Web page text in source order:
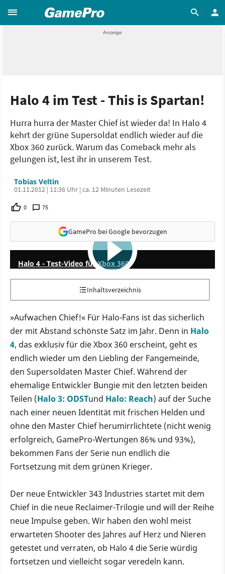
Halo 4 im Test - This is Spartan!
Hurra hurra der Master Chief ist wieder da! In Halo 4
kehrt der grüne Supersoldat endlich wieder auf die
Xbox 360 zurück. Warum das Comeback mehr als
gelungen ist, lest ihr in unserem Test.
Tobias Veltin
01.11.2012 | 11:36 Uhr | ca. 12 Minuten Lesezeit
0 75
GamePro bei Google bevorzugen
13:56
Halo 4 - Test-Video für Xbox 360
Inhaltsverzeichnis
»Aufwachen Chief!« Für Halo-Fans ist das sicherlich
der mit Abstand schönste Satz im Jahr. Denn in Halo
4, das exklusiv für die Xbox 360 erscheint, geht es
endlich wieder um den Liebling der Fangemeinde,
den Supersoldaten Master Chief. Während der
ehemalige Entwickler Bungie mit den letzten beiden
Teilen (Halo 3: ODSTund Halo: Reach) auf der Suche
nach einer neuen Identität mit frischen Helden und
ohne den Master Chief herumirrlichtete (nicht wenig
erfolgreich, GamePro-Wertungen 86% und 93%),
bekommen Fans der Serie nun endlich die
Fortsetzung mit dem grünen Krieger.
Der neue Entwickler 343 Industries startet mit dem
Chief in die neue Reclaimer-Trilogie und will der Reihe
neue Impulse geben. Wir haben den wohl meist
erwarteten Shooter des Jahres auf Herz und Nieren
getestet und verraten, ob Halo 4 die Serie würdig
fortsetzen und vielleicht sogar veredeln kann.